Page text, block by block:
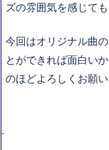
ズの雰囲気を感じて
今回はオリジナル曲
とができれば面白い
のほどよろしくお願